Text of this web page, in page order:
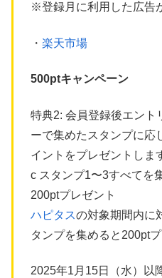
※登録月に利用した広告
・ 楽天市場
500ptキャンペーン
特典2: 会員登録後エント
ーで集めたスタンプに応
イントをプレゼントしま
c スタンプ1〜3すべてを
200ptプレゼント
ハピタスの対象期間内に
タンプを集めると200ptプ
2025年1月15日（水）以